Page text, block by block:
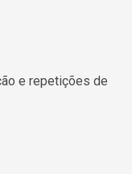
e repetições de